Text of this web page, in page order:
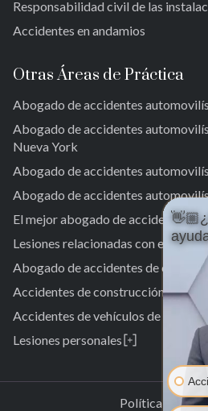
Warnerville
Responsabilidad civil de las
Accidentes en andamios
Otras Áreas de Práctica
Abogado de accidentes
Abogado de accidentes
Nueva York
Abogado de accidentes
Abogado de accidentes
El mejor abogado de accidentes de
Lesiones relacionadas con el
Abogado de accidentes de
Accidentes de construcción
Accidentes de vehículos de motor
Lesiones personales
Abogado especializado en
Abogado especializado en
Política de